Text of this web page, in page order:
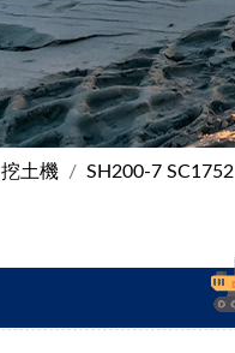
挖土機 SH200-7 SC1752